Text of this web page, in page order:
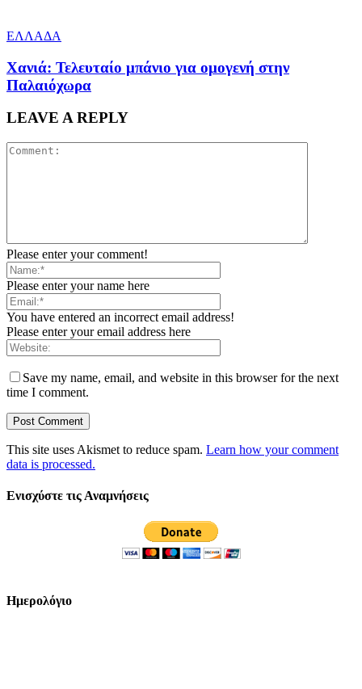
ΕΛΛΑΔΑ
Χανιά: Τελευταίο μπάνιο για ομογενή στην
Παλαιόχωρα
LEAVE A REPLY
Please enter your comment!
Please enter your name here
You have entered an incorrect email address!
Please enter your email address here
Save my name, email, and website in this browser for the next
time I comment.
This site uses Akismet to reduce spam. Learn how your comment
data is processed.
Ενισχύστε τις Αναμνήσεις
Ημερολόγιο